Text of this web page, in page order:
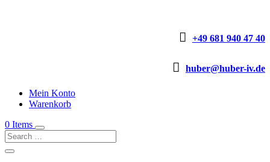
 +49 681 940 47 40
 huber@huber-iv.de
Mein Konto
Warenkorb
0 Items